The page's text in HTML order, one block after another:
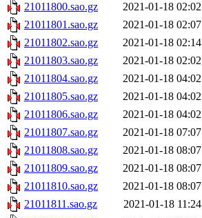
21011800.sao.gz 2021-01-18 02:02
21011801.sao.gz
2021-01-18 02:07
21011802.sao.gz
2021-01-18 02:14
21011803.sao.gz
2021-01-18 02:02
21011804.sao.gz
2021-01-18 04:02
21011805.sao.gz
2021-01-18 04:02
21011806.sao.gz
2021-01-18 04:02
21011807.sao.gz
2021-01-18 07:07
21011808.sao.gz
2021-01-18 08:07
21011809.sao.gz
2021-01-18 08:07
21011810.sao.gz
2021-01-18 08:07
21011811.sao.gz
2021-01-18 11:24